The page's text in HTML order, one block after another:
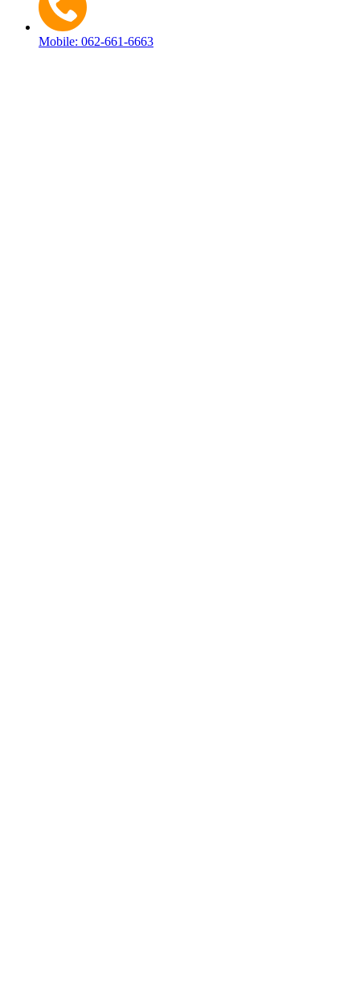
Mobile: 062-661-6663